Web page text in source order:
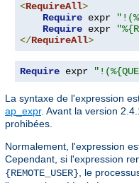
<RequireAll>
Require expr
Require expr
</RequireAll>
Require expr
La syntaxe de l'expression
ap_expr. Avant la version
prohibées.
Normalement, l'expression
Cependant, si l'expression
{REMOTE_USER}, le